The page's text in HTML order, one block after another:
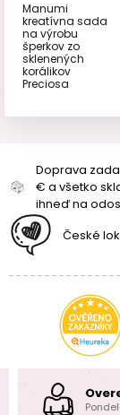
Manumi
kreatívna sada
na výrobu
šperkov zo
sklenených
korálikov
Preciosa
Doprava
€ a všetko
ihneď na
České